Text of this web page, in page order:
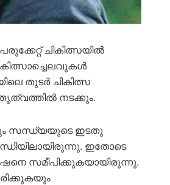
ചികിത്സയിൽ
തുടർ ചികിത്സ
നടക്കും.
സന്ധ്യയുടെ ഇടതു
ഇതോടെ
സമീപിക്കുകയായിരുന്നു.